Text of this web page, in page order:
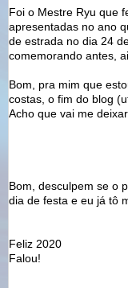
Foi o Mestre Ryu que
apresentadas no ano
de estrada no dia 24
comemorando antes,
Bom, pra mim que
costas, o fim do blog
Acho que vai me
Bom, desculpem se o
dia de festa e eu já tô
Feliz 2020
Falou!